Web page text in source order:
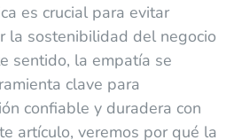
es crucial para evitar
la sostenibilidad del negocio
sentido, la empatía se
clave para
confiable y duradera con
artículo, veremos por qué la